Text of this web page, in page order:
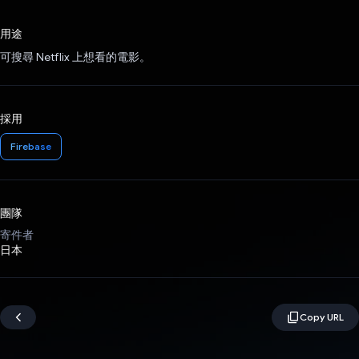
用途
可搜尋 Netflix 上想看的電影。
採用
Firebase
團隊
寄件者
日本